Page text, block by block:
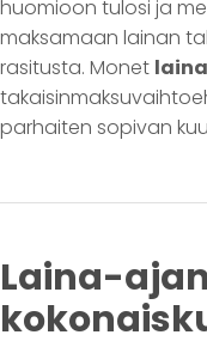
huomioon tulosi ja
maksamaan lainan
rasitusta. Monet
parhaiten sopivan
Laina-